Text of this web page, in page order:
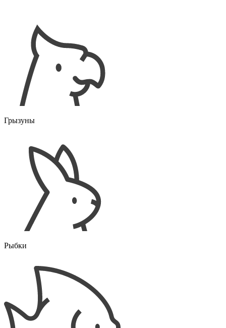
Грызуны
Рыбки